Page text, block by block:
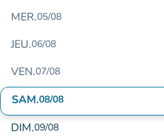
MER.05/08
JEU.06/08
VEN.07/08
SAM.08/08
DIM.09/08